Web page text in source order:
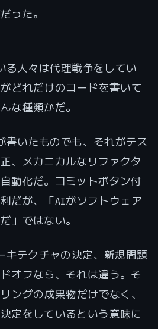
った。
る人々は代理戦争をしてい
どれだけのコードを書いて
な種類かだ。
書いたものでも、それがテス
、メカニカルなリファクタ
動化だ。コミットボタン付
だが、「AIがソフトウェア
」ではない。
キテクチャの決定、新規問題
オフなら、それは違う。そ
ングの成果物だけでなく、
定をしているという意味に